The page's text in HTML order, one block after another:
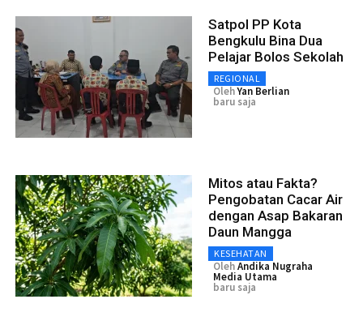
Satpol PP Kota
Bengkulu Bina Dua
Pelajar Bolos Sekolah
REGIONAL
OlehYan Berlian
baru saja
Mitos atau Fakta?
Pengobatan Cacar Air
dengan Asap Bakaran
Daun Mangga
KESEHATAN
OlehAndika Nugraha
Media Utama
baru saja